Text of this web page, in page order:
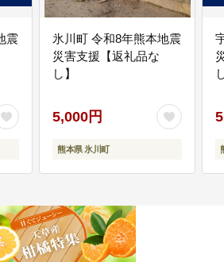
震
氷川町 令和8年熊本地震
災害支援【返礼品な
し】
5,000円
熊本県 氷川町